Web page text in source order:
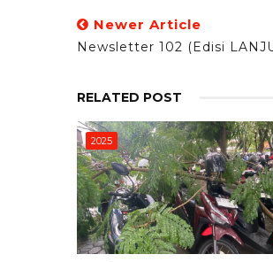
Newer Article
Newsletter 102 (Edisi
RELATED POST
2025